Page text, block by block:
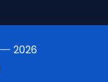
2026